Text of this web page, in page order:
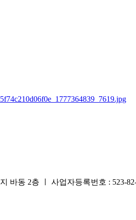
바동 2층 ㅣ 사업자등록번호 : 523-